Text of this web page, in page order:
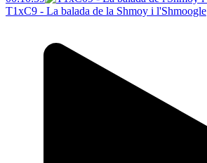
T1xC9 - La balada de la Shmoy i l'Shmoogle